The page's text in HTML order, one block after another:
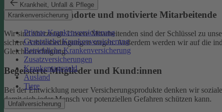
Krankheit, Unfall & Pflege
Krankenversicherung
Private Krankenversicherung
Gesetzliche Krankenversicherung
Betriebliche Krankenversicherung
Zusatzversicherungen
Krankentagegeld
Ausland
Tiere
Unfallversicherung
Nachhaltige Standorte und motivierte Mitarbeitende
Wir sind überzeugt: Unsere Mitarbeitenden sind der Schlüssel zu
sichere Arbeitsbedingungen sorgen.Außerdem werden wir auf die
Gleichberechtigung.
Begeisterte Mitglieder und Kund:innen
Bei der Entwicklung neuer Versicherungsprodukte denken wir
damit sich jeder Mensch vor potenziellen Gefahren schützen kann.